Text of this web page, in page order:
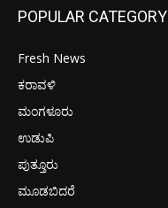
POPULAR CATEGORY
Fresh News
ಕರಾವಳಿ
ಮಂಗಳೂರು
ಉಡುಪಿ
ಪುತ್ತೂರು
ಮೂಡಬಿದರೆ